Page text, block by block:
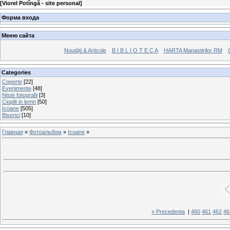
[Viorel Potîngă - site personal]
Форма входа
Меню сайта
Noutăţi & Articole B I B L I O T E C A HARTA Manastirilor RM
Categories
Coperte [22]
Evenimente [48]
Niste fotografii [3]
Cioplit in lemn [50]
Icoane [505]
Biserici [10]
Главная » Фотоальбом » Icoane »
« Precedenta 460 461 462